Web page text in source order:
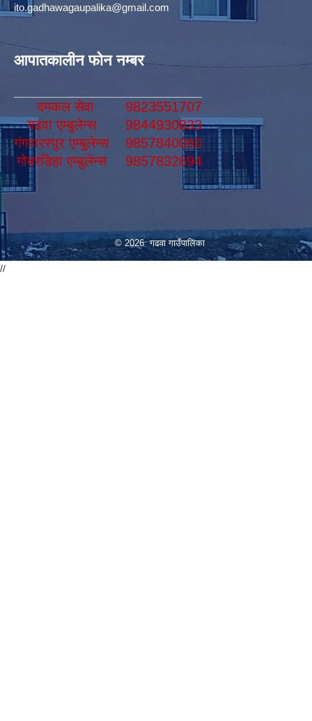
ito.gadhawagaupalika@gmail.com
आपातकालीन फोन नम्बर
दमकल सेवा
9823551707
गढवा एम्बुलेन्स
9844930833
गंगापरस्पुर एम्बुलेन्स
9857840060
गोबरडिहा एम्बुलेन्स
9857832694
© 2026 गढवा गाउँपालिका
//